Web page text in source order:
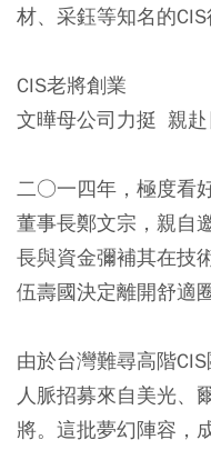
材、采鈺等知名的CIS
CIS老將創業
文曄母公司力挺 親
二○一四年，極度看
董事長鄭文宗，親自
長與資金彌補其在技
伍壽國決定離開舒適
由於台灣難尋高階
人脈招募來自美光、
將。這批夢幻陣容，